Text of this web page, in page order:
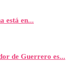
está en...
de Guerrero es...